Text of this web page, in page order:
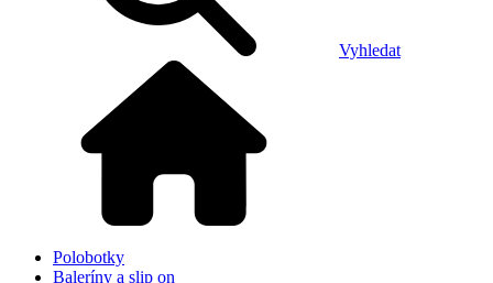
Vyhledat
Polobotky
Baleríny a slip on